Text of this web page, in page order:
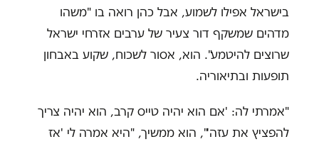
בישראל אפילו לשמוע, אבל כהן רואה בו "משהו
מדהים שמשקף דור צעיר של ערבים אזרחי ישראל
שרוצים להיטמע". הוא, אסור לשכוח, שקוע באבחון
תופעות ובתיאוריה.
"אמרתי לה: 'אם הוא יהיה טייס קרב, הוא יהיה צריך
להפציץ את עזה'", הוא ממשיך, "היא אמרה לי 'אז